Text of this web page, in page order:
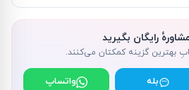
رایگان بگیرید
بهترین گزینه کمکتان می‌کنند.
بله واتساپ